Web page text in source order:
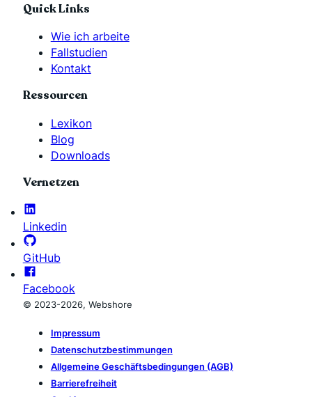
Quick Links
Wie ich arbeite
Fallstudien
Kontakt
Ressourcen
Lexikon
Blog
Downloads
Vernetzen
Linkedin
GitHub
Facebook
© 2023-2026, Webshore
Impressum
Datenschutzbestimmungen
Allgemeine Geschäftsbedingungen (AGB)
Barrierefreiheit